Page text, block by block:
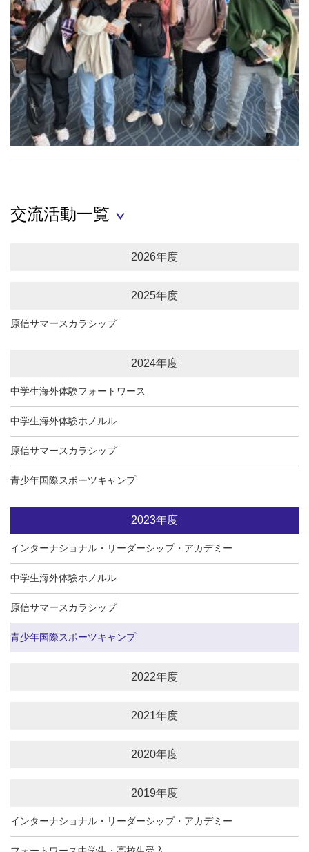
交流活動一覧
2026年度
2025年度
原信サマースカラシップ
2024年度
中学生海外体験フォートワース
中学生海外体験ホノルル
原信サマースカラシップ
青少年国際スポーツキャンプ
2023年度
インターナショナル・リーダーシップ・アカデミー
中学生海外体験ホノルル
原信サマースカラシップ
青少年国際スポーツキャンプ
2022年度
2021年度
2020年度
2019年度
インターナショナル・リーダーシップ・アカデミー